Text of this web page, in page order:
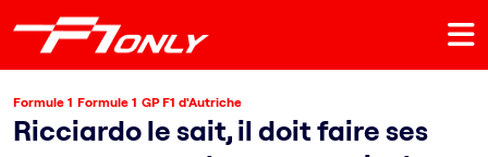
Formule 1 Formule 1 GP F1 d'Autriche
Ricciardo le sait, il doit faire ses